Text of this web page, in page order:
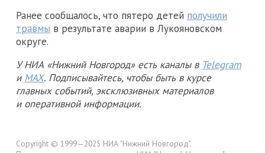
Ранее сообщалось, что пятеро детей получили
травмы в результате аварии в Лукояновском
округе.
У НИА «Нижний Новгород» есть каналы в Telegram
и MAX. Подписывайтесь, чтобы быть в курсе
главных событий, эксклюзивных материалов
и оперативной информации.
Copyright © 1999—2025 НИА "Нижний Новгород".